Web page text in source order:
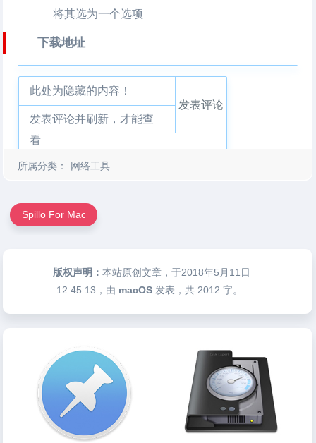
将其选为一个选项
下载地址
此处为隐藏的内容！
发表评论并刷新，才能查
看
发表评论
所属分类： 网络工具
Spillo For Mac
版权声明：本站原创文章，于2018年5月11日
12:45:13 ，由 macOS 发表，共 2012 字。